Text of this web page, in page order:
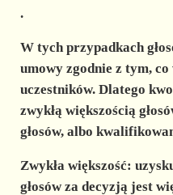
.
W tych przypadkach
umowy zgodnie z tym,
uczestników. Dlatego
zwykłą większością
głosów, albo
Zwykła większość:
głosów za decyzją jest